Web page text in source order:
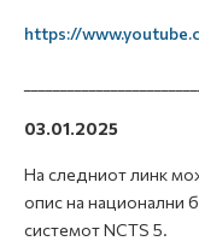
https://
03.01.2025
На следниот линк
опис на национални
системот NCTS 5.